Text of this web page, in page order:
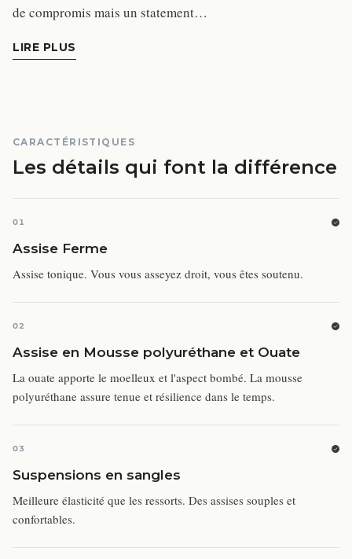
de compromis mais un statement…
LIRE PLUS
CARACTÉRISTIQUES
Les détails qui font la différence
01
Assise Ferme
Assise tonique. Vous vous asseyez droit, vous êtes soutenu.
02
Assise en Mousse polyuréthane et Ouate
La ouate apporte le moelleux et l'aspect bombé. La mousse
polyuréthane assure tenue et résilience dans le temps.
03
Suspensions en sangles
Meilleure élasticité que les ressorts. Des assises souples et
confortables.